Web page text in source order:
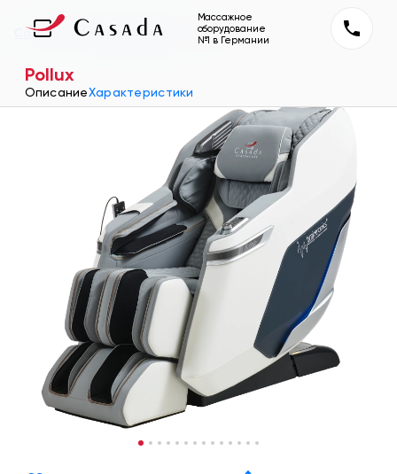
Массажное
оборудование
№1 в Германии
Pollux
ОписаниеХарактеристики
Casada Массажные кресла Pollux